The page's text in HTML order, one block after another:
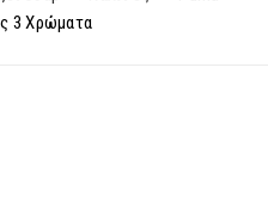
3 Χρώματα